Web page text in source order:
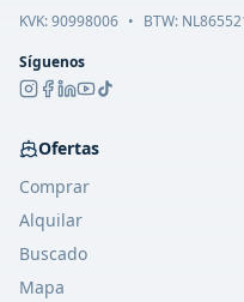
KVK:90998006 • BTW:
Síguenos
Ofertas
Comprar
Alquilar
Buscado
Mapa